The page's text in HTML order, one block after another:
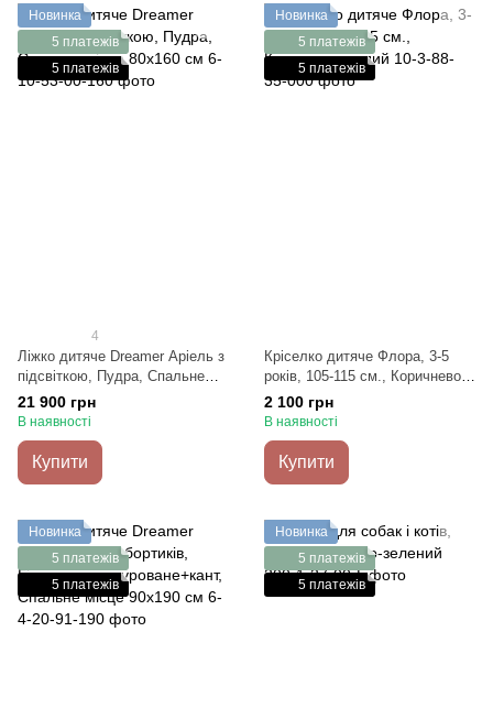
Новинка
5 платежів
5 платежів
4
Ліжко дитяче Dreamer Аріель з
підсвіткою, Пудра, Спальне
місце 80х160 см
21 900 грн
В наявності
Купити
Новинка
5 платежів
5 платежів
Кріселко дитяче Флора, 3-5
років, 105-115 см., Коричнево-
рудий
2 100 грн
В наявності
Купити
Новинка
5 платежів
5 платежів
Новинка
5 платежів
5 платежів